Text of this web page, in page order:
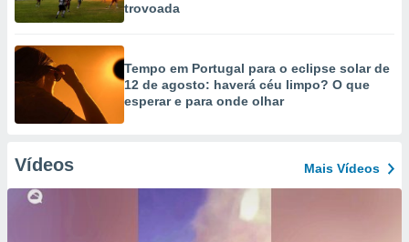
trovoada
Tempo em Portugal para o eclipse solar de
12 de agosto: haverá céu limpo? O que
esperar e para onde olhar
Vídeos Mais Vídeos